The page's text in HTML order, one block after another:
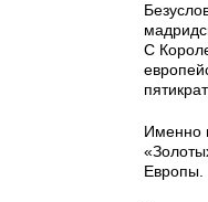
С
Именно
Европы.